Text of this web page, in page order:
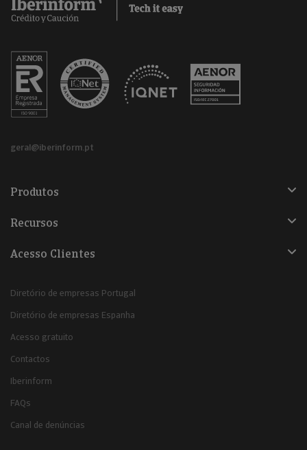
geral@iberinform.pt
Produtos
Recursos
Acesso Clientes
Diretório de empresas Portugal
Diretório de empresas Espanha
Acesso gratuito
Contactos
Iberinform
FAQs
Canal de denúncias